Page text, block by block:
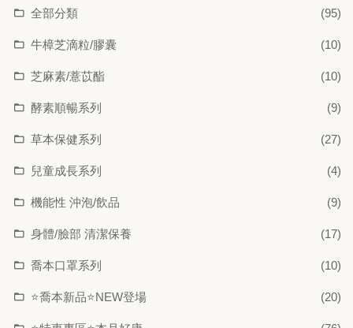
全部分類 (95)
牛樟芝滴粒/膠囊 (10)
芝麻素/薏苡酯 (10)
酵素順暢系列 (9)
草本保健系列 (27)
兒童成長系列 (4)
機能性 沖泡/飲品 (9)
身體/臉部 清潔保養 (17)
喬本口罩系列 (10)
⭐喬本新品⭐NEW登場 (20)